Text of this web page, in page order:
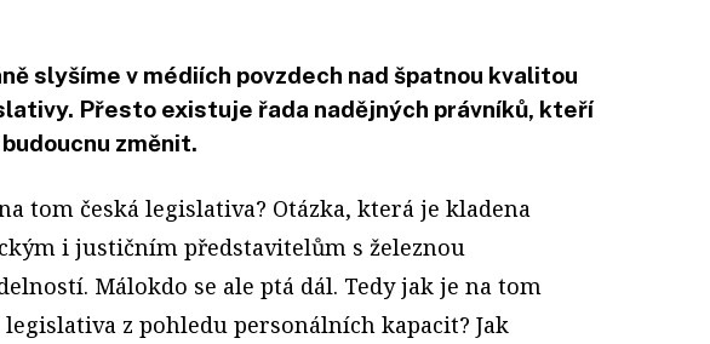
slyšíme v médiích povzdech nad špatnou kvalitou
Přesto existuje řada nadějných právníků, kteří
změnit.
tom česká legislativa? Otázka, která je kladena
i justičním představitelům s železnou
Málokdo se ale ptá dál. Tedy jak je na tom
legislativa z pohledu personálních kapacit? Jak